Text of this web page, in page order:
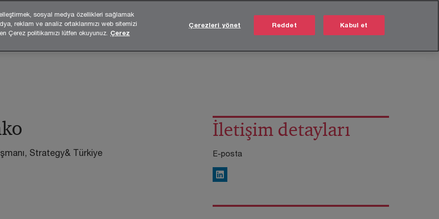
Uzmanlıklarımız Size Özel Çözümlerimiz Medya Hakkımızda Kariyer
Strategy& Türkiye
İletişim detayları
E-posta
LinkedIn
sosyal medya özellikleri sağlamak
reklam ve analiz ortaklarımızı web sitemizi
Çerez politikamızı lütfen okuyunuz. Çerez
Çerezleri yönet Reddet Kabul et